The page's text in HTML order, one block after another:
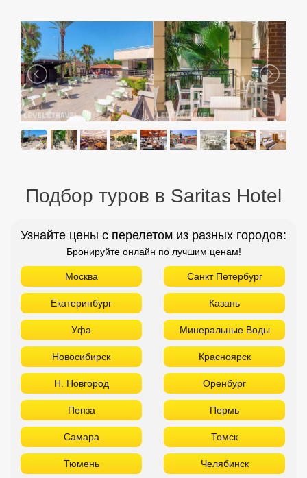
Подбор туров в Saritas Hotel
Узнайте цены с перелетом из разных городов:
Бронируйте онлайн по лучшим ценам!
Москва Санкт Петербург
Екатеринбург Казань
Уфа Минеральные Воды
Новосибирск Красноярск
Н. Новгород Оренбург
Пенза Пермь
Самара Томск
Тюмень Челябинск